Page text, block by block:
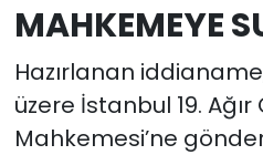
MAHKEMEYE
Hazırlanan
üzere İstanbul 19. Ağır
Mahkemesi’ne